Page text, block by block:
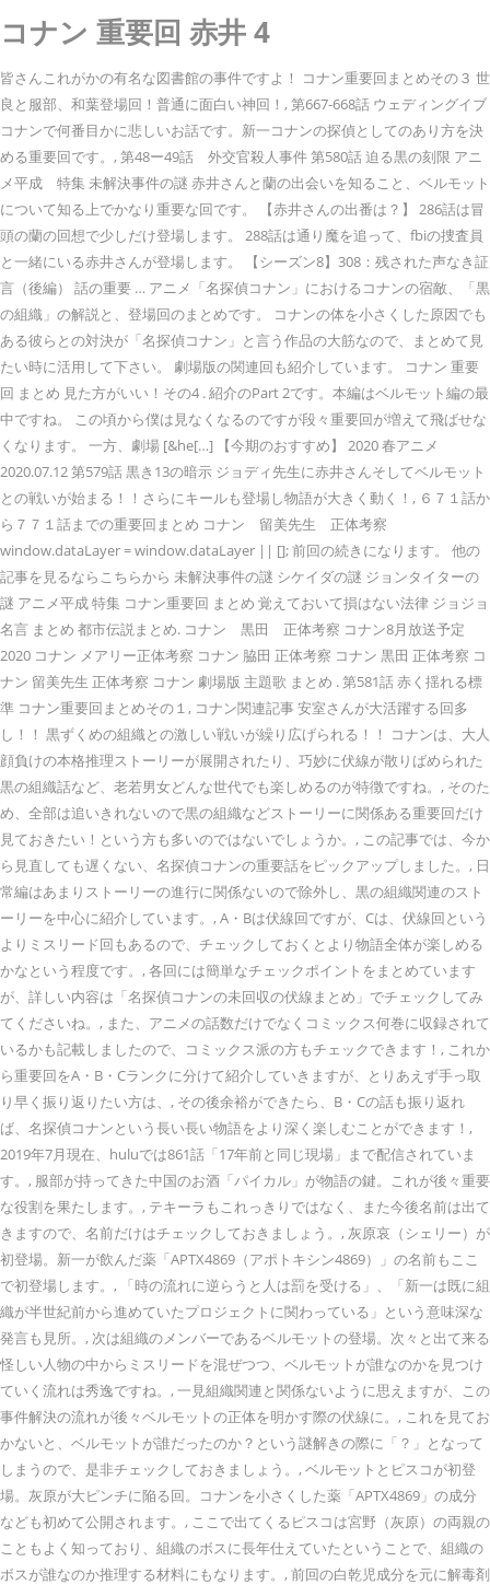
コナン 重要回 赤井 4
皆さんこれがかの有名な図書館の事件ですよ！ コナン重要回まとめその３ 世
良と服部、和葉登場回！普通に面白い神回！, 第667-668話 ウェディングイブ
コナンで何番目かに悲しいお話です。新一コナンの探偵としてのあり方を決
める重要回です。, 第48ー49話 外交官殺人事件 第580話 迫る黒の刻限 アニ
メ平成 特集 未解決事件の謎 赤井さんと蘭の出会いを知ること、ベルモット
について知る上でかなり重要な回です。 【赤井さんの出番は？】 286話は冒
頭の蘭の回想で少しだけ登場します。 288話は通り魔を追って、fbiの捜査員
と一緒にいる赤井さんが登場します。 【シーズン8】308：残された声なき証
言（後編） 話の重要 … アニメ「名探偵コナン」におけるコナンの宿敵、「黒
の組織」の解説と、登場回のまとめです。 コナンの体を小さくした原因でも
ある彼らとの対決が「名探偵コナン」と言う作品の大筋なので、まとめて見
たい時に活用して下さい。 劇場版の関連回も紹介しています。 コナン 重要
回 まとめ 見た方がいい！その4 . 紹介のPart 2です。本編はベルモット編の最
中ですね。 この頃から僕は見なくなるのですが段々重要回が増えて飛ばせな
くなります。 一方、劇場 [&he[…] 【今期のおすすめ】 2020 春アニメ
2020.07.12 第579話 黒き13の暗示 ジョディ先生に赤井さんそしてベルモット
との戦いが始まる！！さらにキールも登場し物語が大きく動く！, ６７１話か
ら７７１話までの重要回まとめ コナン 留美先生 正体考察
window.dataLayer = window.dataLayer || []; 前回の続きになります。 他の
記事を見るならこちらから 未解決事件の謎 シケイダの謎 ジョンタイターの
謎 アニメ平成 特集 コナン重要回 まとめ 覚えておいて損はない法律 ジョジョ
名言 まとめ 都市伝説まとめ. コナン 黒田 正体考察 コナン8月放送予定
2020 コナン メアリー正体考察 コナン 脇田 正体考察 コナン 黒田 正体考察 コ
ナン 留美先生 正体考察 コナン 劇場版 主題歌 まとめ . 第581話 赤く揺れる標
準 コナン重要回まとめその１, コナン関連記事 安室さんが大活躍する回多
し！！ 黒ずくめの組織との激しい戦いが繰り広げられる！！ コナンは、大人
顔負けの本格推理ストーリーが展開されたり、巧妙に伏線が散りばめられた
黒の組織話など、老若男女どんな世代でも楽しめるのが特徴ですね。, そのた
め、全部は追いきれないので黒の組織などストーリーに関係ある重要回だけ
見ておきたい！という方も多いのではないでしょうか。, この記事では、今か
ら見直しても遅くない、名探偵コナンの重要話をピックアップしました。, 日
常編はあまりストーリーの進行に関係ないので除外し、黒の組織関連のスト
ーリーを中心に紹介しています。, A・Bは伏線回ですが、Cは、伏線回という
よりミスリード回もあるので、チェックしておくとより物語全体が楽しめる
かなという程度です。, 各回には簡単なチェックポイントをまとめています
が、詳しい内容は「名探偵コナンの未回収の伏線まとめ」でチェックしてみ
てくださいね。, また、アニメの話数だけでなくコミックス何巻に収録されて
いるかも記載しましたので、コミックス派の方もチェックできます！, これか
ら重要回をA・B・Cランクに分けて紹介していきますが、とりあえず手っ取
り早く振り返りたい方は、, その後余裕ができたら、B・Cの話も振り返れ
ば、名探偵コナンという長い長い物語をより深く楽しむことができます！,
2019年7月現在、huluでは861話「17年前と同じ現場」まで配信されていま
す。, 服部が持ってきた中国のお酒「パイカル」が物語の鍵。これが後々重要
な役割を果たします。, テキーラもこれっきりではなく、また今後名前は出て
きますので、名前だけはチェックしておきましょう。, 灰原哀（シェリー）が
初登場。新一が飲んだ薬「APTX4869（アポトキシン4869）」の名前もここ
で初登場します。, 「時の流れに逆らうと人は罰を受ける」、「新一は既に組
織が半世紀前から進めていたプロジェクトに関わっている」という意味深な
発言も見所。, 次は組織のメンバーであるベルモットの登場。次々と出て来る
怪しい人物の中からミスリードを混ぜつつ、ベルモットが誰なのかを見つけ
ていく流れは秀逸ですね。, 一見組織関連と関係ないように思えますが、この
事件解決の流れが後々ベルモットの正体を明かす際の伏線に。, これを見てお
かないと、ベルモットが誰だったのか？という謎解きの際に「？」となって
しまうので、是非チェックしておきましょう。, ベルモットとピスコが初登
場。灰原が大ピンチに陥る回。コナンを小さくした薬「APTX4869」の成分
なども初めて公開されます。, ここで出てくるピスコは宮野（灰原）の両親の
こともよく知っており、組織のボスに長年仕えていたということで、組織の
ボスが誰なのか推理する材料にもなります。, 前回の白乾児成分を元に解毒剤